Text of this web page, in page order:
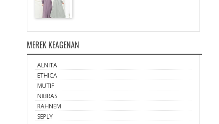
MEREK KEAGENAN
ALNITA
ETHICA
MUTIF
NIBRAS
RAHNEM
SEPLY